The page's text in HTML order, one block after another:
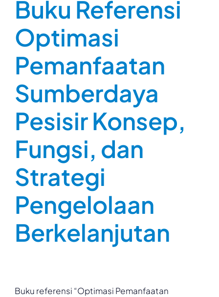
Buku Referensi
Optimasi
Pemanfaatan
Sumberdaya
Pesisir Konsep,
Fungsi, dan
Strategi
Pengelolaan
Berkelanjutan
Buku referensi “Optimasi Pemanfaatan